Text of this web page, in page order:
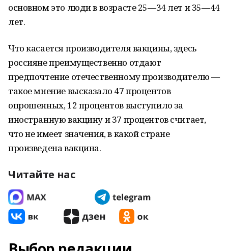
основном это люди в возрасте 25—34 лет и 35—44
лет.
Что касается производителя вакцины, здесь
россияне преимущественно отдают
предпочтение отечественному производителю —
такое мнение высказало 47 процентов
опрошенных, 12 процентов выступило за
иностранную вакцину и 37 процентов считает,
что не имеет значения, в какой стране
произведена вакцина.
Читайте нас